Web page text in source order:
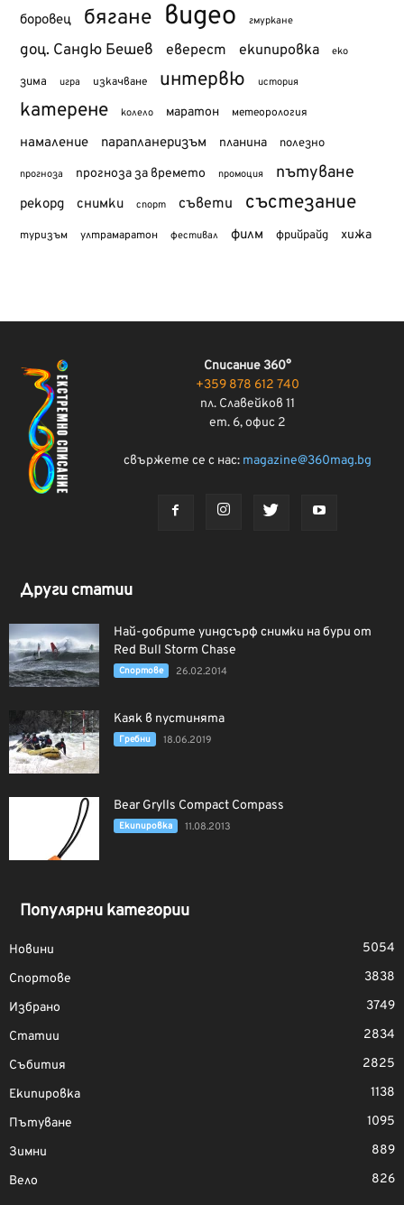
боровец бягане видео гмуркане
доц. Сандю Бешев еверест екипировка еко
зима игра изкачване интервю история
катерене колело маратон метеорология
намаление парапланеризъм планина полезно
прогноза прогноза за времето промоция пътуване
рекорд снимки спорт съвети състезание
туризъм ултрамаратон фестивал филм фрийрайд хижа
Списание 360°
+359 878 612 740
пл. Славейков 11
ет. 6, офис 2
свържете се с нас: magazine@360mag.bg
Други статии
Най-добрите уиндсърф снимки на бури от
Red Bull Storm Chase
Спортове 26.02.2014
Каяк в пустинята
Гребни 18.06.2019
Bear Grylls Compact Compass
Екипировка 11.08.2013
Популярни категории
Новини
5054
Спортове
3838
Избрано
3749
Статии
2834
Събития
2825
Екипировка
1138
Пътуване
1095
Зимни
889
Вело
826